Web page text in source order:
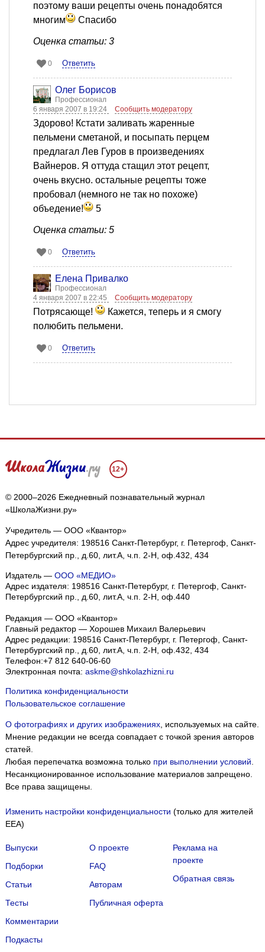
поэтому ваши рецепты очень понадобятся
многим
Спасибо
Оценка статьи: 3
0 Ответить
Олег Борисов
Профессионал
6 января 2007 в 19:24
Сообщить модератору
Здорово! Кстати заливать жаренные
пельмени сметаной, и посыпать перцем
предлагал Лев Гуров в произведениях
Вайнеров. Я оттуда стащил этот рецепт,
очень вкусно. остальные рецепты тоже
пробовал (немного не так но похоже)
объедение!
5
Оценка статьи: 5
0 Ответить
Елена Привалко
Профессионал
4 января 2007 в 22:45
Сообщить модератору
Потрясающе!
Кажется, теперь и я смогу
полюбить пельмени.
0 Ответить
12+
© 2000–2026 Ежедневный познавательный журнал
«ШколаЖизни.ру»
Учредитель — ООО «Квантор»
Адрес учредителя: 198516 Санкт-Петербург, г. Петергоф, Санкт-
Петербургский пр., д.60, лит.А, ч.п. 2-Н, оф.432, 434
Издатель — ООО «МЕДИО»
Адрес издателя: 198516 Санкт-Петербург, г. Петергоф, Санкт-
Петербургский пр., д.60, лит.А, ч.п. 2-Н, оф.440
Редакция — ООО «Квантор»
Главный редактор — Хорошев Михаил Валерьевич
Адрес редакции: 198516 Санкт-Петербург, г. Петергоф, Санкт-
Петербургский пр., д.60, лит.А, ч.п. 2-Н, оф.432, 434
Телефон:+7 812 640-06-60
Электронная почта: askme@shkolazhizni.ru
Политика конфиденциальности
Пользовательское соглашение
О фотографиях и других изображениях, используемых на сайте.
Мнение редакции не всегда совпадает с точкой зрения авторов
статей.
Любая перепечатка возможна только при выполнении условий.
Несанкционированное использование материалов запрещено.
Все права защищены.
Изменить настройки конфиденциальности (только для жителей
EEA)
Выпуски
Подборки
Статьи
Тесты
Комментарии
Подкасты
О проекте
FAQ
Авторам
Публичная оферта
Реклама на
проекте
Обратная связь